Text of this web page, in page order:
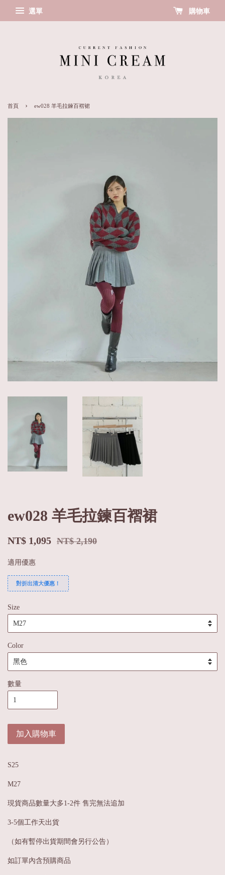
選單 購物車
首頁 › ew028 羊毛拉鍊百褶裙
ew028 羊毛拉鍊百褶裙
NT$ 1,095 NT$ 2,190
適用優惠
對折出清大優惠！
Size
Color
數量
加入購物車
S25
M27
現貨商品數量大多1-2件 售完無法追加
3-5個工作天出貨
（如有暫停出貨期間會另行公告）
如訂單內含預購商品